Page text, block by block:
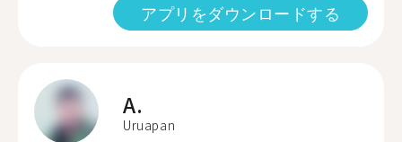
アプリをダウンロードする
A.
Uruapan